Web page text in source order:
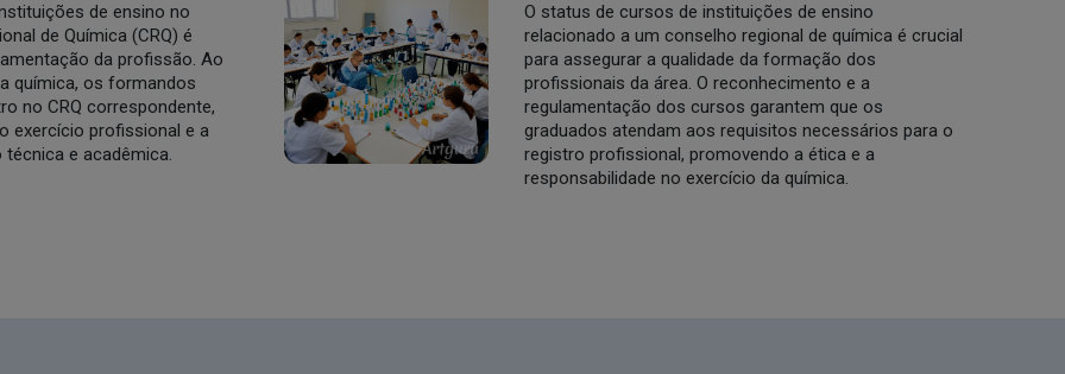
de ensino no
de Química (CRQ) é
da profissão. Ao
química, os formandos
no CRQ correspondente,
exercício profissional e a
e acadêmica.
O status de cursos de instituições de ensino
relacionado a um conselho regional de química é crucial
para assegurar a qualidade da formação dos
profissionais da área. O reconhecimento e a
regulamentação dos cursos garantem que os
graduados atendam aos requisitos necessários para o
registro profissional, promovendo a ética e a
responsabilidade no exercício da química.